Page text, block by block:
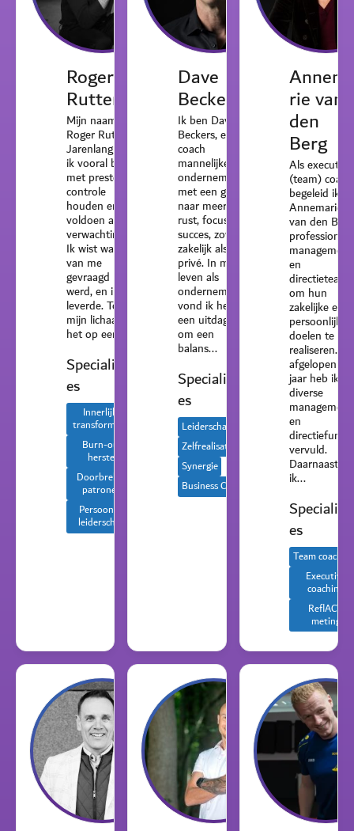
Roger
Rutten
Mijn naam is
Roger Rutten.
Jarenlang was
ik vooral bezig
met presteren,
controle
houden en
voldoen aan
verwachtingen.
Ik wist wat er
van me
gevraagd
werd, en ik
leverde. Tot
mijn lichaam
het op een...
Specialisati
es
Innerlijke
transformatie
Burn-out
herstel
Doorbreken
patronen
Persoonlijk
leiderschap
Dave
Beckers
Ik ben Dave
Beckers, en ik
coach
mannelijke
ondernemers
met een gezin
naar meer
rust, focus en
succes, zowel
zakelijk als
privé. In mijn
leven als
ondernemer
vond ik het
een uitdaging
om een
balans...
Specialisati
es
Leiderschap
Zelfrealisatie
Synergie
Business Coach
rie van
den
Berg
Als executive
(team) coach
begeleid ik,
Annemarie
van den
en
directieteams
om hun
zakelijke en
persoonlijke
doelen te
realiseren. De
afgelopen 33
jaar heb ik
diverse
en
vervuld.
Daarnaast
ik...
es
Team
Executive
coaching
ReflACT
meting